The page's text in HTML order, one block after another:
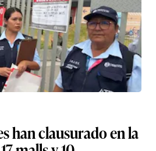
han clausurado en la